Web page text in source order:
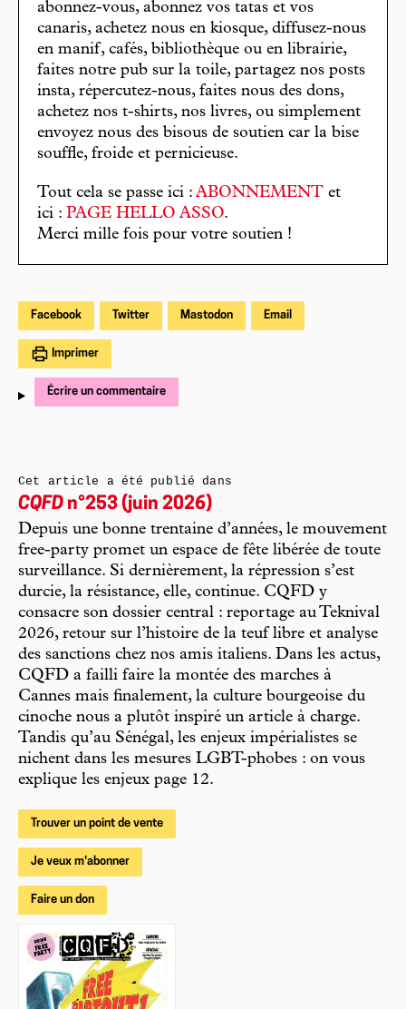
abonnez-vous, abonnez vos tatas et vos
canaris, achetez nous en kiosque, diffusez-nous
en manif, cafés, bibliothèque ou en librairie,
faites notre pub sur la toile, partagez nos posts
insta, répercutez-nous, faites nous des dons,
achetez nos t-shirts, nos livres, ou simplement
envoyez nous des bisous de soutien car la bise
souffle, froide et pernicieuse.
Tout cela se passe ici : ABONNEMENT et
ici : PAGE HELLO ASSO.
Merci mille fois pour votre soutien !
Facebook Twitter Mastodon Email
Imprimer
Écrire un commentaire
Cet article a été publié dans
CQFD n°253 (juin 2026)
Depuis une bonne trentaine d’années, le mouvement
free-party promet un espace de fête libérée de toute
surveillance. Si dernièrement, la répression s’est
durcie, la résistance, elle, continue. CQFD y
consacre son dossier central : reportage au Teknival
2026, retour sur l’histoire de la teuf libre et analyse
des sanctions chez nos amis italiens. Dans les actus,
CQFD a failli faire la montée des marches à
Cannes mais finalement, la culture bourgeoise du
cinoche nous a plutôt inspiré un article à charge.
Tandis qu’au Sénégal, les enjeux impérialistes se
nichent dans les mesures LGBT-phobes : on vous
explique les enjeux page 12.
Trouver un point de vente
Je veux m'abonner
Faire un don